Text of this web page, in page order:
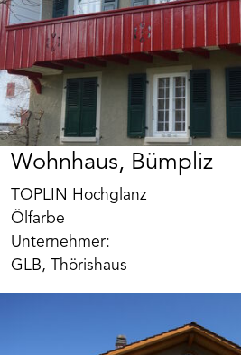
Wohnhaus, Bümpliz
TOPLIN Hochglanz
Ölfarbe
Unternehmer:
GLB, Thörishaus